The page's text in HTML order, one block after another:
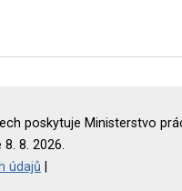
poskytuje Ministerstvo
8. 2026.
údajů